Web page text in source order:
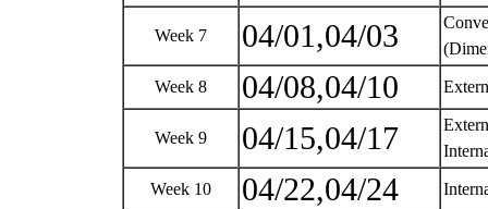
Week 7 04/01,04/03
Week 8 04/08,04/10
Week 9 04/15,04/17
Week 10 04/22,04/24